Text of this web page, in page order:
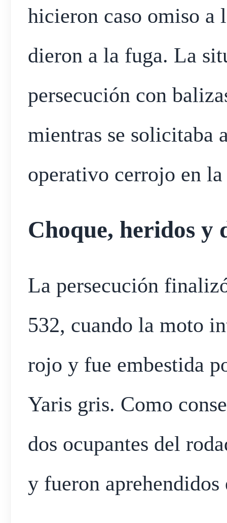
hicieron caso omiso a
dieron a la fuga. La
persecución con
mientras se solicitaba
operativo cerrojo en la
Choque, heridos y
La persecución
532, cuando la moto
rojo y fue embestida
Yaris gris. Como
dos ocupantes del
y fueron aprehendidos